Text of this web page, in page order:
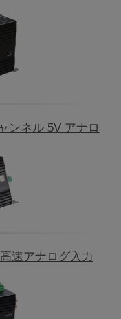
ンネル 5V アナロ
速アナログ入力